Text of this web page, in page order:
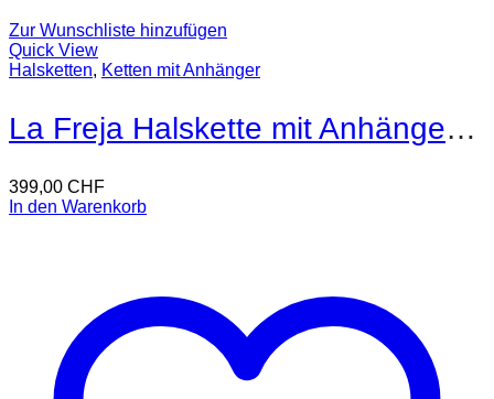
Zur Wunschliste hinzufügen
Quick View
Halsketten, Ketten mit Anhänger
La Freja Halskette mit Anhänger 18kt Gold
399,00 CHF
In den Warenkorb